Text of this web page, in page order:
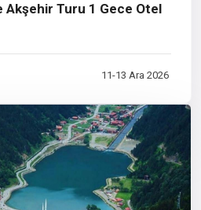
Akşehir Turu 1 Gece Otel
11-13 Ara 2026